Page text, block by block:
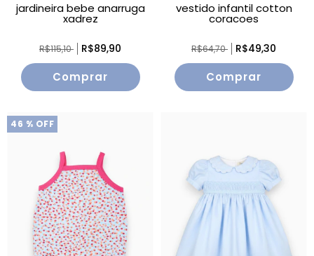
jardineira bebe anarruga
xadrez
R$115,10 R$89,90
Comprar
vestido infantil cotton
coracoes
R$64,70 R$49,30
Comprar
46 % OFF